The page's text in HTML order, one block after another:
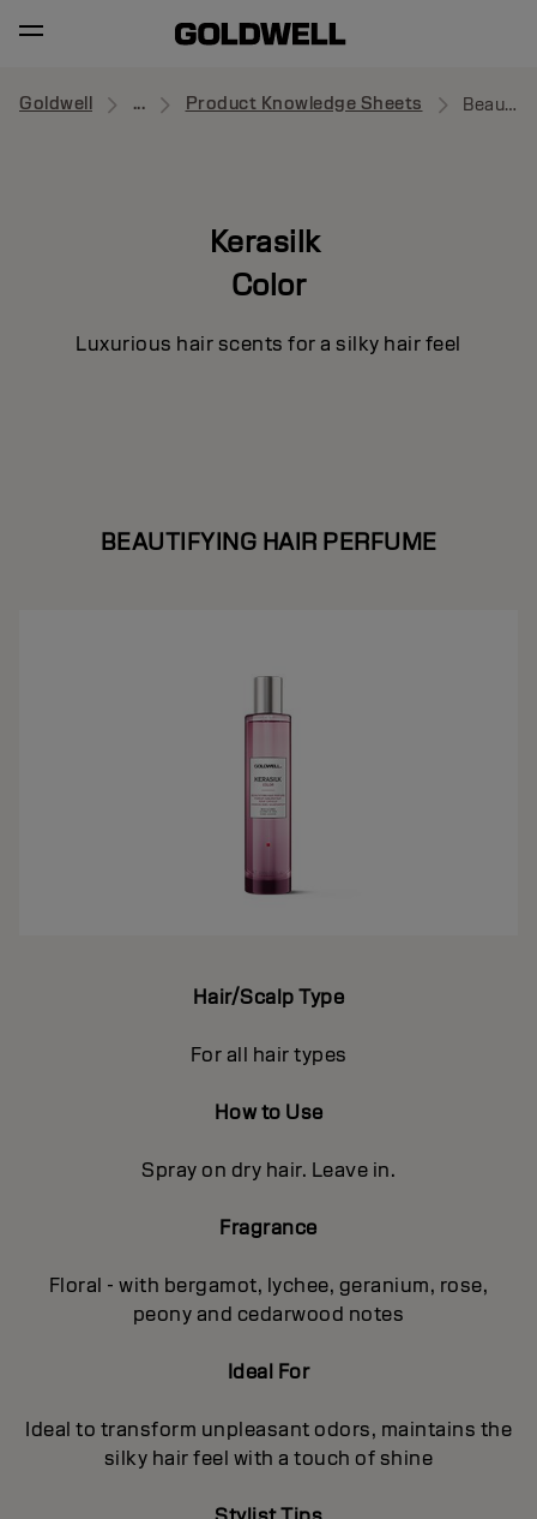
Goldwell ... Product Knowledge Sheets Beautifying Hair Perfume
Kerasilk
Color
Luxurious hair scents for a silky hair feel
BEAUTIFYING HAIR PERFUME
Hair/Scalp Type
For all hair types
How to Use
Spray on dry hair. Leave in.
Fragrance
Floral - with bergamot, lychee, geranium, rose,
peony and cedarwood notes
Ideal For
Ideal to transform unpleasant odors, maintains the
silky hair feel with a touch of shine